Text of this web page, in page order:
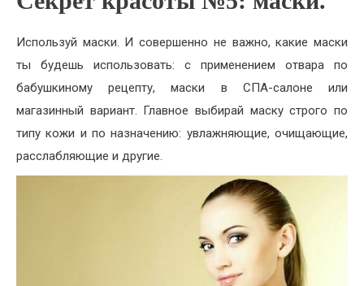
Используй маски. И совершенно не важно, какие маски
ты будешь использовать: с применением отвара по
бабушкиному рецепту, маски в СПА-салоне или
магазинный вариант. Главное выбирай маску строго по
типу кожи и по назначению: увлажняющие, очищающие,
расслабляющие и другие.